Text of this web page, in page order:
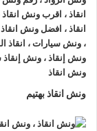
ونش انقاذ بهتيم